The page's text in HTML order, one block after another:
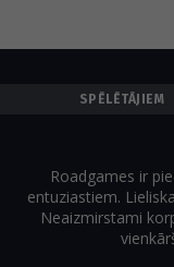
SPĒLĒTĀJIEM
Roadgames ir
entuziastiem.
Neaizmirstami